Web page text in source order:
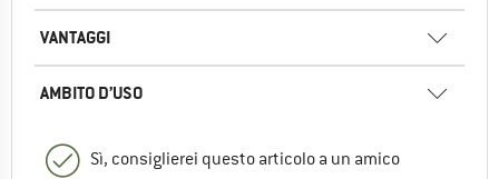
VANTAGGI
AMBITO D’USO
Sì, consiglierei questo articolo a un amico